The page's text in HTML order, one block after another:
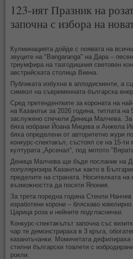
123-ият Празник на
започна с избора на
Кулминацията дойде с появата на
звуците на "Bangaranga" на Дара –
триумфира на тазгодишния световен
австрийската столица Виена.
Публиката избухна в аплодисменти, а
символ на съвременната българска
Сред претендентките за короната на
на Казанлък за 2026 година, титлата
заслужено спечели Деница Малчева. За
бяха избрани Йоана Мицева и Анжела
бяха определени от авторитетно жури
конкурс-спектакъл, състоял се на 15-
културата „Арсенал“, под мотото
Деница Малчева ще бъде посланик на
популяризира Казанлък както в
пределите на страната. Носителката
възможността да посети Япония.
За трета поредна година Стенли
изработени корони – бляскаво
Царица роза и нейните подгласнички.
Конкурс-спектакълът започна със
чар те демонстрираха в 3 кръга,
казанлъчанки. Момичетата дефилираха
стилни български тоалети с
рокли.